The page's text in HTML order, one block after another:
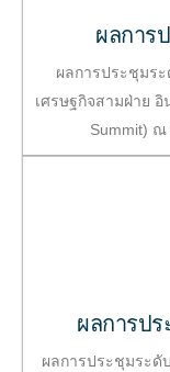
ผลการ
ผลการประชุมร
เศรษฐกิจสามฝ่าย อิ
Summit) ณ
ผลการป
ผลการประชุมระดั